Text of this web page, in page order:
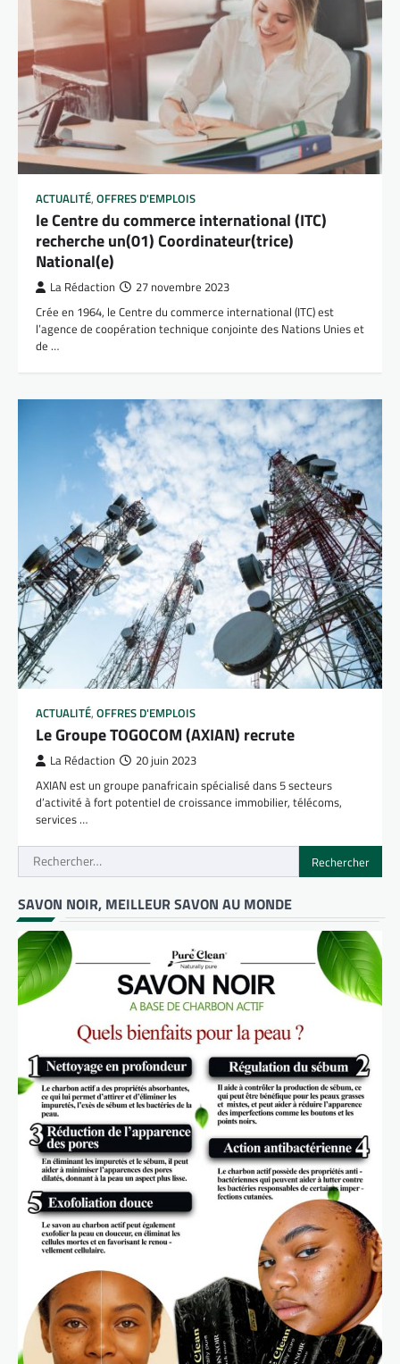
ACTUALITÉ, OFFRES D'EMPLOIS
le Centre du commerce international (ITC)
recherche un(01) Coordinateur(trice)
National(e)
La Rédaction 27 novembre 2023
Crée en 1964, le Centre du commerce international (ITC) est
l’agence de coopération technique conjointe des Nations Unies et
de …
ACTUALITÉ, OFFRES D'EMPLOIS
Le Groupe TOGOCOM (AXIAN) recrute
La Rédaction 20 juin 2023
AXIAN est un groupe panafricain spécialisé dans 5 secteurs
d’activité à fort potentiel de croissance immobilier, télécoms,
services …
Rechercher :
SAVON NOIR, MEILLEUR SAVON AU MONDE